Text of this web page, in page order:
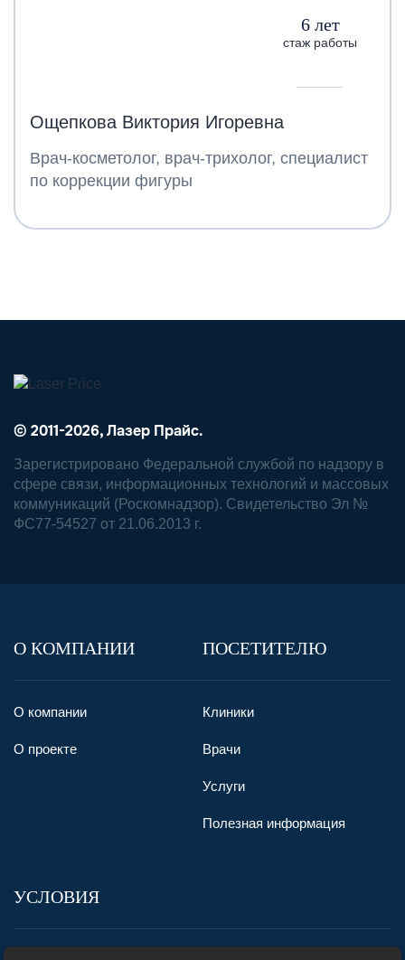
6 лет
стаж работы
Ощепкова Виктория Игоревна
Врач-косметолог, врач-трихолог, специалист
по коррекции фигуры
© 2011-2026, Лазер Прайс.
Зарегистрировано Федеральной службой по надзору в
сфере связи, информационных технологий и массовых
коммуникаций (Роскомнадзор). Свидетельство Эл №
ФС77-54527 от 21.06.2013 г.
О КОМПАНИИ
О компании
О проекте
ПОСЕТИТЕЛЮ
Клиники
Врачи
Услуги
Полезная информация
УСЛОВИЯ